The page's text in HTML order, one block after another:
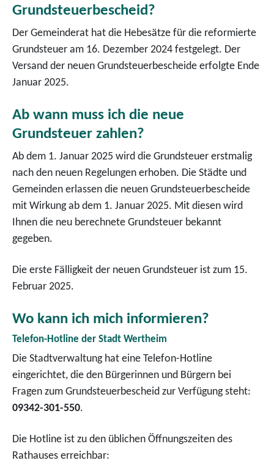
Grundsteuerbescheid?
Der Gemeinderat hat die Hebesätze für die reformierte
Grundsteuer am 16. Dezember 2024 festgelegt. Der
Versand der neuen Grundsteuerbescheide erfolgte Ende
Januar 2025.
Ab wann muss ich die neue
Grundsteuer zahlen?
Ab dem 1. Januar 2025 wird die Grundsteuer erstmalig
nach den neuen Regelungen erhoben. Die Städte und
Gemeinden erlassen die neuen Grundsteuerbescheide
mit Wirkung ab dem 1. Januar 2025. Mit diesen wird
Ihnen die neu berechnete Grundsteuer bekannt
gegeben.
Die erste Fälligkeit der neuen Grundsteuer ist zum 15.
Februar 2025.
Wo kann ich mich informieren?
Telefon-Hotline der Stadt Wertheim
Die Stadtverwaltung hat eine Telefon-Hotline
eingerichtet, die den Bürgerinnen und Bürgern bei
Fragen zum Grundsteuerbescheid zur Verfügung steht:
09342-301-550.
Die Hotline ist zu den üblichen Öffnungszeiten des
Rathauses erreichbar: